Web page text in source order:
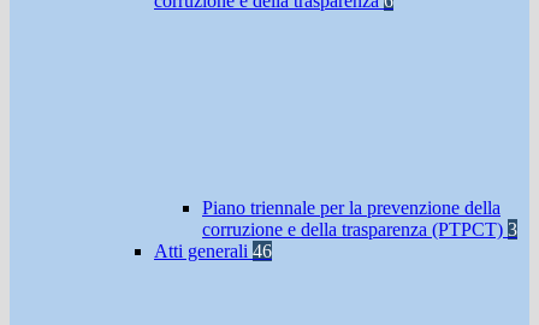
Piano triennale per la prevenzione della
corruzione e della trasparenza (PTPCT) 3
Atti generali 46